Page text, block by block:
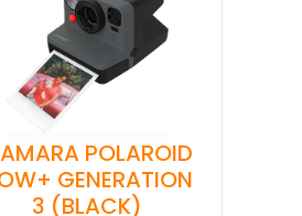
POLAROID
GENERATION
3 (BLACK)